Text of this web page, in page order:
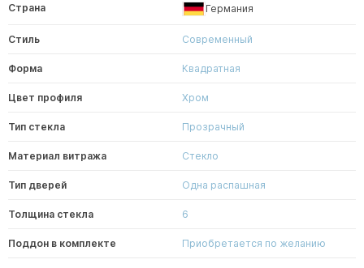
Страна Германия
Стиль Современный
Форма Квадратная
Цвет профиля Хром
Тип стекла Прозрачный
Материал витража Стекло
Тип дверей Одна распашная
Толщина стекла 6
Поддон в комплекте Приобретается по желанию